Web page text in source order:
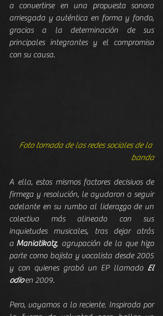
a convertirse en una propuesta sonora
arriesgada y auténtica en forma y fondo,
gracias a la determinación de sus
principales integrantes y el compromiso
con su causa.
Foto tomada de las redes sociales de la
banda
A ella, estos mismos factores decisivos de
firmeza y resolución, le ayudaron a seguir
adelante en su rumbo al liderazgo de un
colectivo más alineado con sus
inquietudes musicales, tras dejar atrás
a Maniatikatz, agrupación de la que hizo
parte como bajista y vocalista desde 2005
y con quienes grabó un EP llamado El
odio en 2009.
Pero, vayamos a lo reciente. Inspirada por